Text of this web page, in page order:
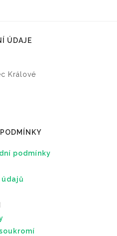
ÚDAJE
Králové
podmínky
údajů